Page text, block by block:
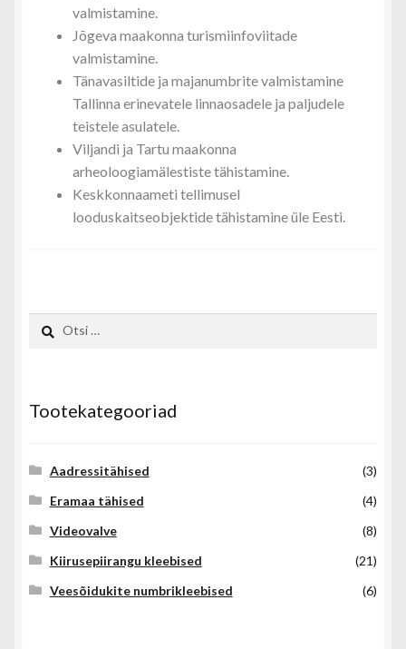
valmistamine.
Jõgeva maakonna turismiinfoviitade
valmistamine.
Tänavasiltide ja majanumbrite valmistamine
Tallinna erinevatele linnaosadele ja paljudele
teistele asulatele.
Viljandi ja Tartu maakonna
arheoloogiamälestiste tähistamine.
Keskkonnaameti tellimusel
looduskaitseobjektide tähistamine üle Eesti.
Otsi:
Tootekategooriad
Aadressitähised
(3)
Eramaa tähised
(4)
Videovalve
(8)
Kiirusepiirangu kleebised
(21)
Veesõidukite numbrikleebised
(6)